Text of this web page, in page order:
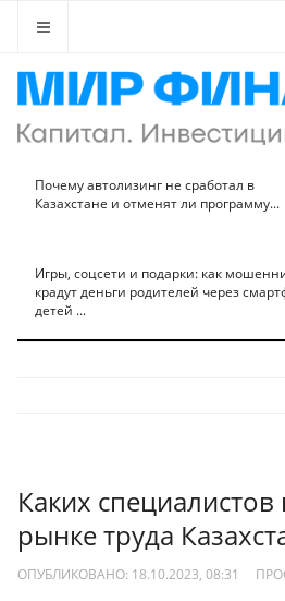
Почему автолизинг не сработал в
Казахстане и отменят ли программу...
Игры, соцсети и подарки: как
крадут деньги родителей через
детей ...
Каких специалистов
рынке труда
ОПУБЛИКОВАНО: 18.10.2023, 08:31